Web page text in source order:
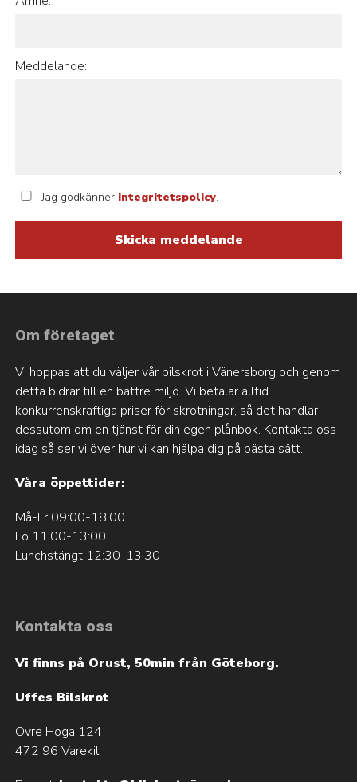
Meddelande:
Jag godkänner integritetspolicy.
Om företaget
Vi hoppas att du väljer vår bilskrot i Vänersborg och genom
detta bidrar till en bättre miljö. Vi betalar alltid
konkurrenskraftiga priser för skrotningar, så det handlar
dessutom om en tjänst för din egen plånbok. Kontakta oss
idag så ser vi över hur vi kan hjälpa dig på bästa sätt.
Våra öppettider:
Må-Fr 09:00-18:00
Lö 11:00-13:00
Lunchstängt 12:30-13:30
Kontakta oss
Vi finns på Orust, 50min från Göteborg.
Uffes Bilskrot
Övre Hoga 124
472 96 Varekil